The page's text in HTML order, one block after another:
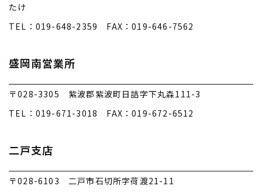
たけ
TEL：019-648-2359 FAX：019-646-7562
盛岡南営業所
〒028-3305 紫波郡紫波町日詰字下丸森111-3
TEL：019-671-3018 FAX：019-672-6512
二戸支店
〒028-6103 二戸市石切所字荷渡21-11